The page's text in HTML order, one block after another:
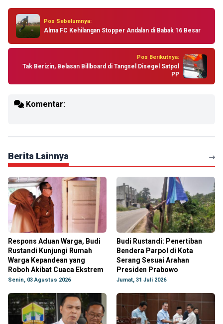
Pos Sebelumnya:
Alma FC Kehilangan Stopper Andalan di Babak 16 Besar
Pos Berikutnya:
Tak Berizin, Belasan Billboard di Tangsel Disegel Satpol
PP
Komentar:
Berita Lainnya
Respons Aduan Warga, Budi
Rustandi Kunjungi Rumah
Warga Kepandean yang
Roboh Akibat Cuaca Ekstrem
Senin, 03 Agustus 2026
Budi Rustandi: Penertiban
Bendera Parpol di Kota
Serang Sesuai Arahan
Presiden Prabowo
Jumat, 31 Juli 2026